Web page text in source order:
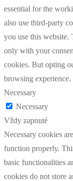
essential for the
also use third-party
you use this website.
only with your
cookies. But opting
browsing experience.
Necessary
Necessary
Vždy zapnuté
Necessary cookies
function properly.
basic functionalities
cookies do not store